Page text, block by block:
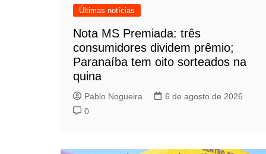
Últimas notícias
Nota MS Premiada: três
consumidores dividem prêmio;
Paranaíba tem oito sorteados na
quina
Pablo Nogueira
6 de agosto de 2026
0